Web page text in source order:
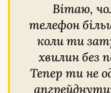
Вітаю, чоловіче! Твій
телефон
коли ти
хвилин без
Тепер ти не